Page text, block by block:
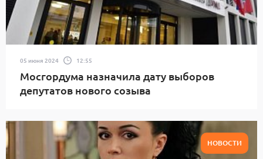
05 июня 2024 12:55
Мосгордума назначила дату выборов
депутатов нового созыва
НОВОСТИ